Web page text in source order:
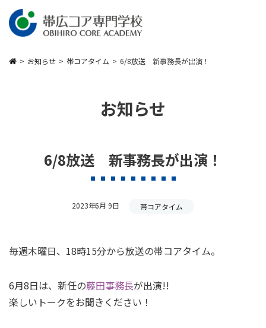
メインコンテンツへスキップ
お知らせ 帯コアタイム 6/8放送 新事務長が出演！
お知らせ
6/8放送 新事務長が出演！
2023年6月 9日 帯コアタイム
毎週木曜日、18時15分から放送の帯コアタイム。
6月8日は、新任の藤田事務長が出演!!
楽しいトークをお聞きください！